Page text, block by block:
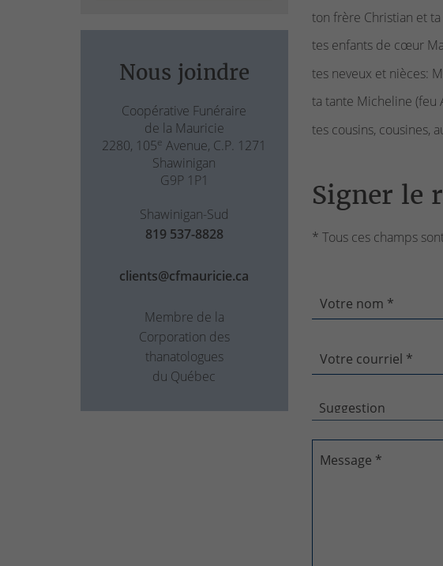
Nous joindre
Coopérative Funéraire
de la Mauricie
2280, 105e Avenue, C.P. 1271
Shawinigan
G9P 1P1
Shawinigan-Sud
819 537-8828
clients@cfmauricie.ca
Membre de la
Corporation des
thanatologues
du Québec
ton frère Christian et
tes enfants de cœur
tes neveux et nièces:
ta tante Micheline (feu
tes cousins, cousines,
Signer le
* Tous ces champs
Votre nom *
Votre courriel *
Message *